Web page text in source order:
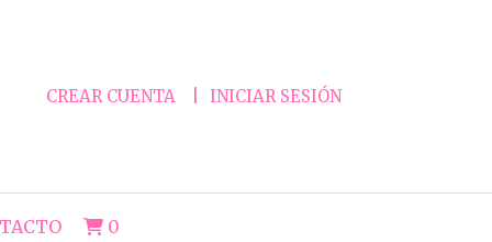
CREAR CUENTA INICIAR SESIÓN
0